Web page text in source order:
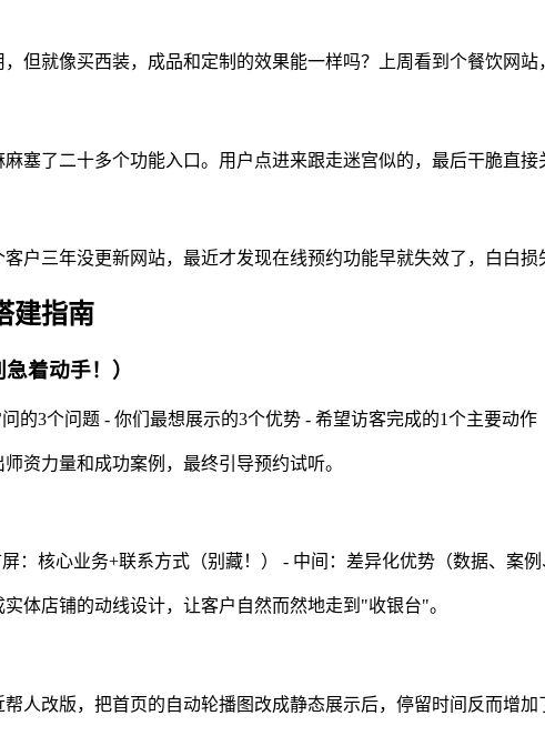
但就像买西装，成品和定制的效果能一样吗？上周看到个餐饮网
塞了二十多个功能入口。用户点进来跟走迷宫似的，最后干脆直
户三年没更新网站，最近才发现在线预约功能早就失效了，白白损
建指南
着动手！）
的3个问题 - 你们最想展示的3个优势 - 希望访客完成的1个主要动作
资力量和成功案例，最终引导预约试听。
：核心业务+联系方式（别藏！） - 中间：差异化优势（数据、案
体店铺的动线设计，让客户自然而然地走到"收银台"。
人改版，把首页的自动轮播图改成静态展示后，停留时间反而增加